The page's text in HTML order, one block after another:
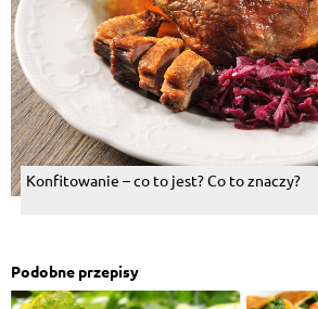
Konfitowanie – co to jest? Co to znaczy?
Podobne przepisy